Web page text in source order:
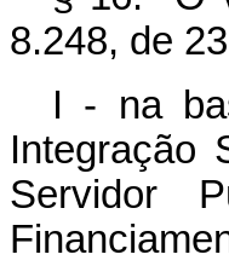
8.248, de
I - na
Integração
Servidor